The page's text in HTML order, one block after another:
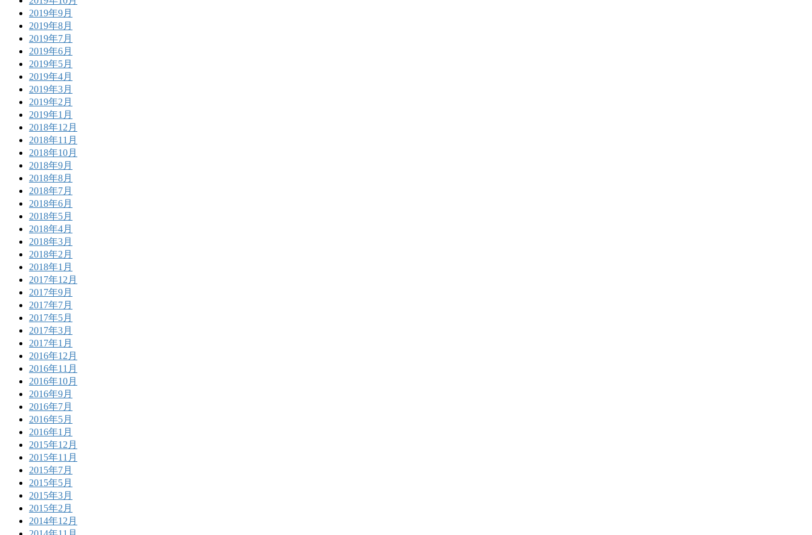
2019年9月
2019年8月
2019年7月
2019年6月
2019年5月
2019年4月
2019年3月
2019年2月
2019年1月
2018年12月
2018年11月
2018年10月
2018年9月
2018年8月
2018年7月
2018年6月
2018年5月
2018年4月
2018年3月
2018年2月
2018年1月
2017年12月
2017年9月
2017年7月
2017年5月
2017年3月
2017年1月
2016年12月
2016年11月
2016年10月
2016年9月
2016年7月
2016年5月
2016年1月
2015年12月
2015年11月
2015年7月
2015年5月
2015年3月
2015年2月
2014年12月